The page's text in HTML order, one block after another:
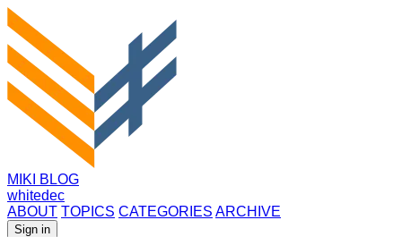
MIKI BLOG
whitedec
ABOUT TOPICS CATEGORIES ARCHIVE
Sign in